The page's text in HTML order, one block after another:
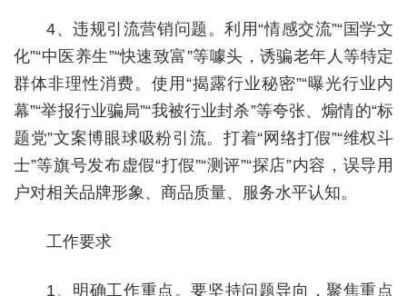
4、违规引流营销问题。利用“情感交流”“国学文
化”“中医养生”“快速致富”等噱头，诱骗老年人等特定
群体非理性消费。使用“揭露行业秘密”“曝光行业内
幕”“举报行业骗局”“我被行业封杀”等夸张、煽情的“标
题党”文案博眼球吸粉引流。打着“网络打假”“维权斗
士”等旗号发布虚假“打假”“测评”“探店”内容，误导用
户对相关品牌形象、商品质量、服务水平认知。
工作要求
1、明确工作重点。要坚持问题导向，聚焦重点